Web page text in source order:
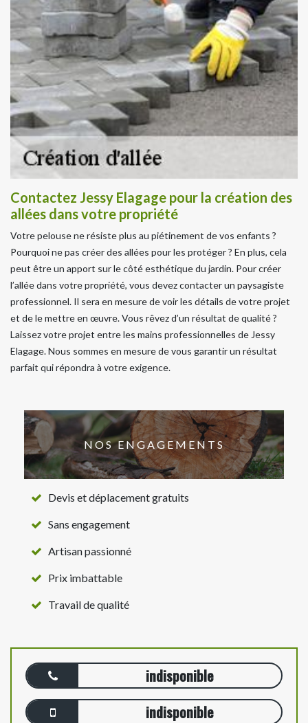
Contactez Jessy Elagage pour la création des
allées dans votre propriété
Votre pelouse ne résiste plus au piétinement de vos enfants ?
Pourquoi ne pas créer des allées pour les protéger ? En plus, cela
peut être un apport sur le côté esthétique du jardin. Pour créer
l’allée dans votre propriété, vous devez contacter un paysagiste
professionnel. Il sera en mesure de voir les détails de votre projet
et de le mettre en œuvre. Vous rêvez d’un résultat de qualité ?
Laissez votre projet entre les mains professionnelles de Jessy
Elagage. Nous sommes en mesure de vous garantir un résultat
parfait qui répondra à votre exigence.
NOS ENGAGEMENTS
Devis et déplacement gratuits
Sans engagement
Artisan passionné
Prix imbattable
Travail de qualité
indisponible
indisponible